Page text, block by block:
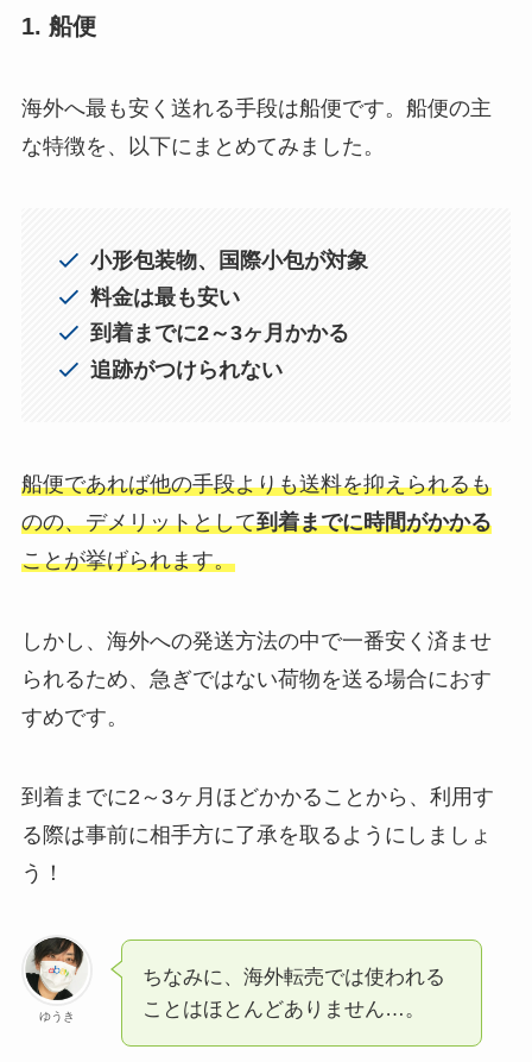
1. 船便
海外へ最も安く送れる手段は船便です。船便の主
な特徴を、以下にまとめてみました。
小形包装物、国際小包が対象
料金は最も安い
到着までに2～3ヶ月かかる
追跡がつけられない
船便であれば他の手段よりも送料を抑えられるも
のの、デメリットとして到着までに時間がかかる
ことが挙げられます。
しかし、海外への発送方法の中で一番安く済ませ
られるため、急ぎではない荷物を送る場合におす
すめです。
到着までに2～3ヶ月ほどかかることから、利用す
る際は事前に相手方に了承を取るようにしましょ
う！
ゆうき
ちなみに、海外転売では使われる
ことはほとんどありません…。